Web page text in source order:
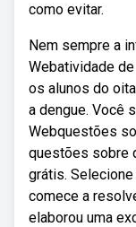
como evitar.
Nem sempre a
Webatividade
os alunos do
a dengue. Você
Webquestões
questões sobre
grátis.
comece a
elaborou uma